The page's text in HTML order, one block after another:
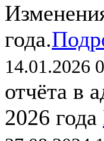
года.
14.01.2026
отчёта в
2026 года